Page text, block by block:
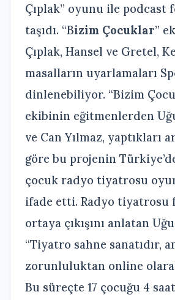
Çıplak” oyunu ile podcast
taşıdı. “Bizim Çocuklar”
Çıplak, Hansel ve Gretel,
masalların uyarlamaları
dinlenebiliyor. “Bizim
ekibinin eğitmenlerden
ve Can Yılmaz, yaptıkları
göre bu projenin
çocuk radyo tiyatrosu
ifade etti. Radyo
ortaya çıkışını anlatan
“Tiyatro sahne sanatıdır,
zorunluluktan online
Bu süreçte 17 çocuğu 4